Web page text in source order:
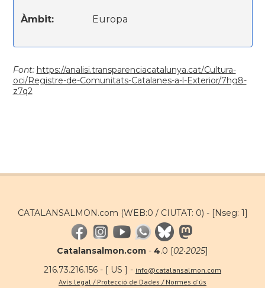
Àmbit: Europa
Font: https://analisi.transparenciacatalunya.cat/Cultura-
oci/Registre-de-Comunitats-Catalanes-a-l-Exterior/7hg8-
z7q2
CATALANSALMON.com (WEB:0 / CIUTAT: 0) - [Nseg: 1]
Catalansalmon.com - 4.0 [02·2025]
216.73.216.156 - [ US ] - info@catalansalmon.com
Avís legal / Protecció de Dades / Normes d'ús